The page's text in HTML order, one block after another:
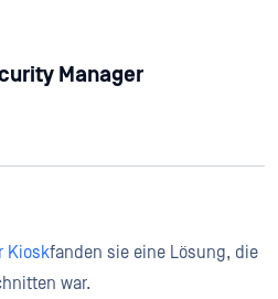
Manager
Kioskfanden sie eine Lösung, die
war.